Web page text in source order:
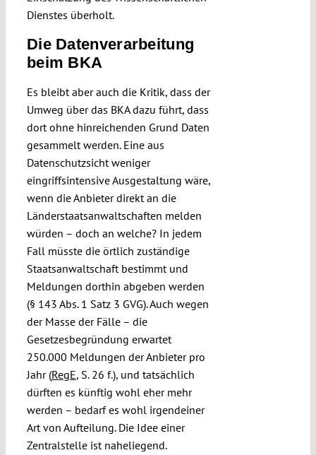
Dienstes überholt.
Die Datenverarbeitung
beim BKA
Es bleibt aber auch die Kritik, dass der
Umweg über das BKA dazu führt, dass
dort ohne hinreichenden Grund Daten
gesammelt werden. Eine aus
Datenschutzsicht weniger
eingriffsintensive Ausgestaltung wäre,
wenn die Anbieter direkt an die
Länderstaatsanwaltschaften melden
würden – doch an welche? In jedem
Fall müsste die örtlich zuständige
Staatsanwaltschaft bestimmt und
Meldungen dorthin abgeben werden
(§ 143 Abs. 1 Satz 3 GVG). Auch wegen
der Masse der Fälle – die
Gesetzesbegründung erwartet
250.000 Meldungen der Anbieter pro
Jahr (RegE, S. 26 f.), und tatsächlich
dürften es künftig wohl eher mehr
werden – bedarf es wohl irgendeiner
Art von Aufteilung. Die Idee einer
Zentralstelle ist naheliegend.